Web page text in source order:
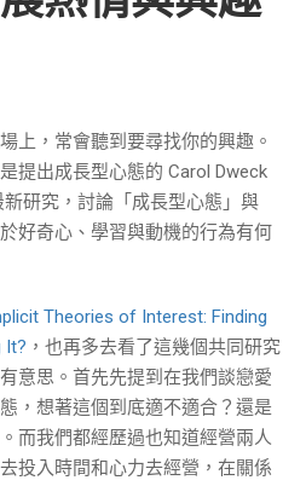
上，常會聽到要尋找你的興趣。
提出成長型心態的 Carol Dweck
研究，討論「成長型心態」與
好奇心、學習與動機的行為有何
Theories of Interest: Finding
It? ，也再多去看了這幾個共同研究
意思。首先先提到在我們談戀愛
，想著這個到底適不適合？還是
而我們都經歷過也知道經營兩人
投入時間和心力去經營，在關係